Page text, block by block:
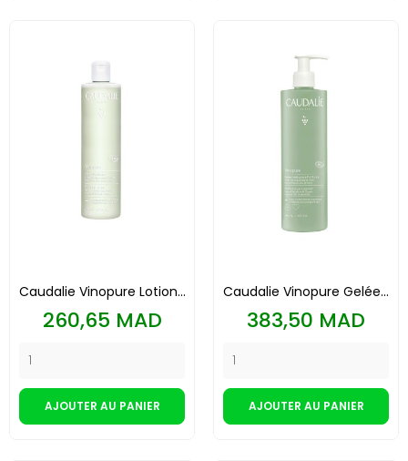
Caudalie Vinopure Lotion...
Prix
260,65 MAD
AJOUTER AU PANIER
Caudalie Vinopure Gelée...
Prix
383,50 MAD
AJOUTER AU PANIER